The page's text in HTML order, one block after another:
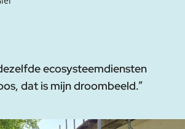
ecosysteemdiensten
dat is mijn droombeeld.”